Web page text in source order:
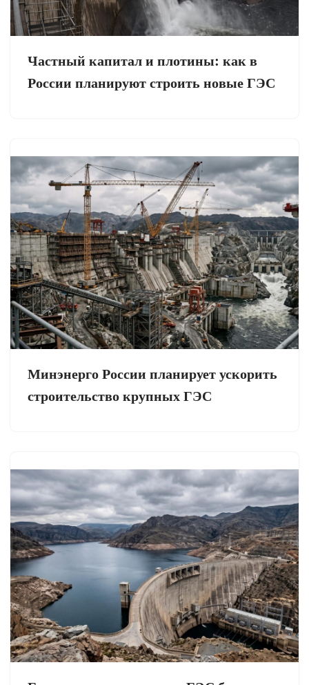
Частный капитал и плотины: как в
России планируют строить новые ГЭС
Минэнерго России планирует ускорить
строительство крупных ГЭС